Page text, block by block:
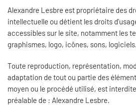
Alexandre Lesbre est propriétaire des
intellectuelle ou détient les droits
accessibles sur le site, notamment les
graphismes, logo, icônes, sons, logiciels.
Toute reproduction, représentation,
adaptation de tout ou partie des
moyen ou le procédé utilisé, est
préalable de : Alexandre Lesbre.